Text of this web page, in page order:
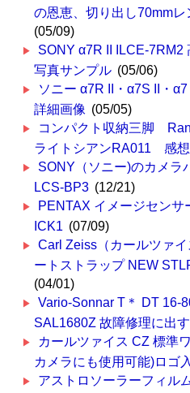
の恩恵、切り出し70mmレ
(05/09)
SONY α7R II ILCE-7RM2
写真サンプル (05/06)
ソニー α7R II・α7S II・
詳細画像 (05/05)
コンパクト収納三脚
ライトシアンRA011 感想
SONY（ソニー)のカメラ
LCS-BP3 (12/21)
PENTAX イメージセン
ICK1 (07/09)
Carl Zeiss（カールツァ
ートストラップ NEW
(04/01)
Vario-Sonnar T＊ DT 16-
SAL1680Z 故障修理に出す
カールツァイス CZ 標準
カメラにも使用可能)ロゴ
アストロソーラーフィル